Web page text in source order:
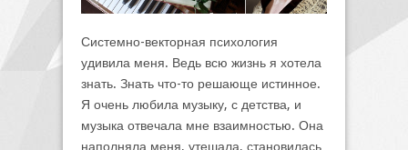
Системно-векторная психология
удивила меня. Ведь всю жизнь я хотела
знать. Знать что-то решающе истинное.
Я очень любила музыку, с детства, и
музыка отвечала мне взаимностью. Она
наполняла меня, утешала, становилась